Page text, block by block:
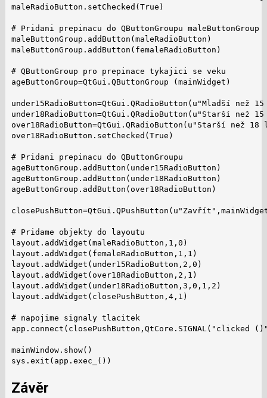
maleRadioButton.setChecked(True)
# Pridani prepinacu do QButtonGroupu maleButtonGroup
maleButtonGroup.addButton(maleRadioButton)
maleButtonGroup.addButton(femaleRadioButton)
# QButtonGroup pro prepinace tykajici se veku
ageButtonGroup=QtGui.QButtonGroup (mainWidget)
under15RadioButton=QtGui.QRadioButton(u"Mladší než
under18RadioButton=QtGui.QRadioButton(u"Starší než
over18RadioButton=QtGui.QRadioButton(u"Starší než
over18RadioButton.setChecked(True)
# Pridani prepinacu do QButtonGroupu
ageButtonGroup.addButton(under15RadioButton)
ageButtonGroup.addButton(under18RadioButton)
ageButtonGroup.addButton(over18RadioButton)
# Pridame objekty do layoutu
layout.addWidget(maleRadioButton,1,0)
layout.addWidget(femaleRadioButton,1,1)
layout.addWidget(under15RadioButton,2,0)
layout.addWidget(over18RadioButton,2,1)
layout.addWidget(under18RadioButton,3,0,1,2)
layout.addWidget(closePushButton,4,1)
# napojime signaly tlacitek
app.connect(closePushButton,QtCore.SIGNAL("clicked
mainWindow.show()
sys.exit(app.exec_())
Závěr